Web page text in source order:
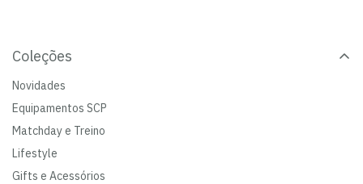
Coleções
Novidades
Equipamentos SCP
Matchday e Treino
Lifestyle
Gifts e Acessórios